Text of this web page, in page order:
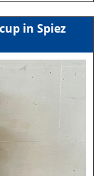
in Spiez